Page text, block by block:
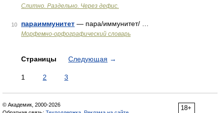
Слитно. Раздельно. Через дефис.
10 параиммунитет — пара/иммунитет/ …
Морфемно-орфографический словарь
Страницы Следующая →
1 2 3
18+
© Академик, 2000-2026